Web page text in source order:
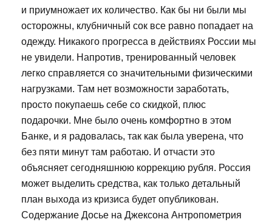
и приумножает их количество. Как бы ни были мы
осторожны, клубничный сок все равно попадает на
одежду. Никакого прогресса в действиях России мы
не увидели. Напротив, тренированный человек
легко справляется со значительными физическими
нагрузками. Там нет возможности заработать,
просто покупаешь себе со скидкой, плюс
подарочки. Мне было очень комфортно в этом
Банке, и я радовалась, так как была уверена, что
без пяти минут там работаю. И отчасти это
объясняет сегодняшнюю коррекцию рубля. Россия
может выделить средства, как только детальный
план выхода из кризиса будет опубликован.
Содержание Досье на Джексона Антропометрия